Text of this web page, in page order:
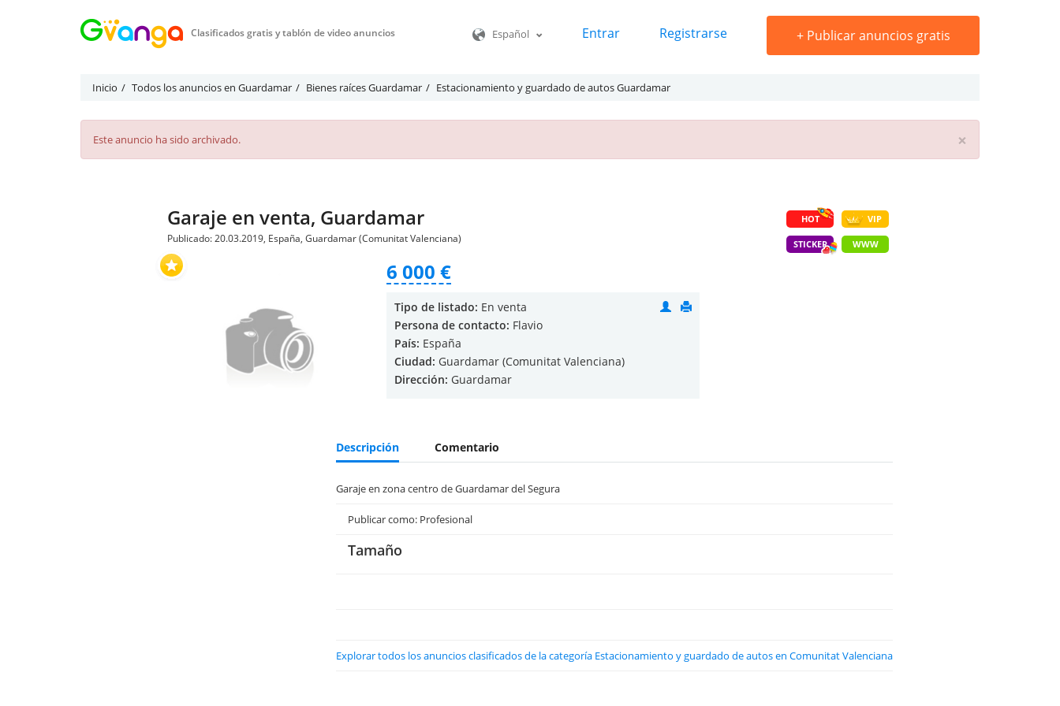
Clasificados gratis y tablón de video anuncios Español Entrar Registrarse +Publicar anuncios gratis
Inicio Todos los anuncios en Guardamar Bienes raíces Guardamar Estacionamiento y guardado de autos Guardamar
×
Este anuncio ha sido archivado.
HOT VIP
STICKER WWW
Garaje en venta, Guardamar
Publicado: 20.03.2019, España, Guardamar (Comunitat Valenciana)
6 000 €
Tipo de listado: En venta
Persona de contacto: Flavio
País: España
Ciudad: Guardamar (Comunitat Valenciana)
Dirección: Guardamar
Descripción Comentario
Garaje en zona centro de Guardamar del Segura
Publicar como: Profesional
Tamaño
Explorar todos los anuncios clasificados de la categoría Estacionamiento y guardado de autos en Comunitat Valenciana